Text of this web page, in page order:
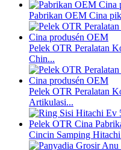
Pabrikan OEM Cina
Pelek OTR Peralatan
Chin...
Pelek OTR Peralatan
Artikulasi...
Cincin Samping